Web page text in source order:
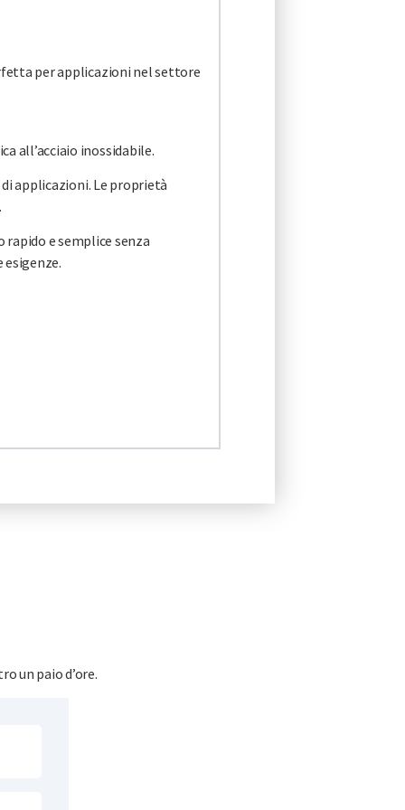
per applicazioni nel settore
all’acciaio inossidabile.
di applicazioni. Le proprietà
e semplice senza
un paio d’ore.